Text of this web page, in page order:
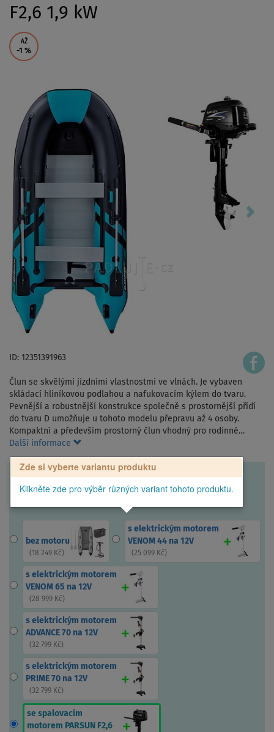
F2,6 1,9 kW
AŽ
-1 %
ID: 12351391963
Člun se skvělými jízdními vlastnostmi ve vlnách. Je vybaven
skládací hliníkovou podlahou a nafukovacím kýlem do tvaru.
Pevnější a robustnější konstrukce společně s prostornější přídí
do tvaru D umožňuje u tohoto modelu přepravu až 4 osoby.
Kompaktní a především prostorný člun vhodný pro rodinné…
Další informace
Zde si vyberte variantu produktu
Klikněte zde pro výběr různých variant tohoto produktu.
bez motoru
( 18 249 Kč)
s elektrickým motorem
VENOM 44 na 12V
(25 099 Kč)
s elektrickým motorem
VENOM 65 na 12V
(28 999 Kč)
s elektrickým motorem
ADVANCE 70 na 12V
(32 799 Kč)
s elektrickým motorem
PRIME 70 na 12V
(32 799 Kč)
se spalovacím
motorem PARSUN F2,6